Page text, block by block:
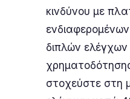
κινδύνου με
διπλών
στοχεύστε στη